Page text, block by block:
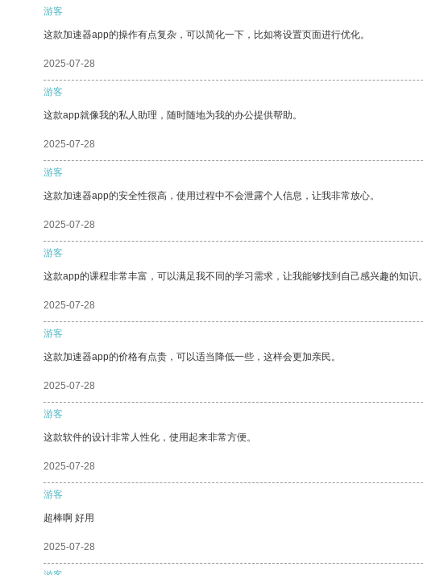
游客
这款加速器app的操作有点复杂，可以简化一下，比如将设置页面进行优化。
2025-07-28
游客
这款app就像我的私人助理，随时随地为我的办公提供帮助。
2025-07-28
游客
这款加速器app的安全性很高，使用过程中不会泄露个人信息，让我非常放心。
2025-07-28
游客
这款app的课程非常丰富，可以满足我不同的学习需求，让我能够找到自己感兴趣的知识。
2025-07-28
游客
这款加速器app的价格有点贵，可以适当降低一些，这样会更加亲民。
2025-07-28
游客
这款软件的设计非常人性化，使用起来非常方便。
2025-07-28
游客
超棒啊 好用
2025-07-28